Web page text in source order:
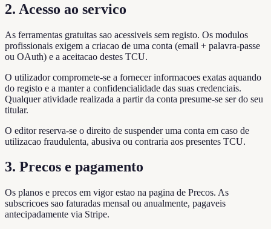
2. Acesso ao servico
As ferramentas gratuitas sao acessiveis sem registo. Os modulos
profissionais exigem a criacao de uma conta (email + palavra-passe
ou OAuth) e a aceitacao destes TCU.
O utilizador compromete-se a fornecer informacoes exatas aquando
do registo e a manter a confidencialidade das suas credenciais.
Qualquer atividade realizada a partir da conta presume-se ser do seu
titular.
O editor reserva-se o direito de suspender uma conta em caso de
utilizacao fraudulenta, abusiva ou contraria aos presentes TCU.
3. Precos e pagamento
Os planos e precos em vigor estao na pagina de Precos. As
subscricoes sao faturadas mensal ou anualmente, pagaveis
antecipadamente via Stripe.